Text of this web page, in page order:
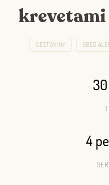
krevetami
CESTOVINY OBED
4